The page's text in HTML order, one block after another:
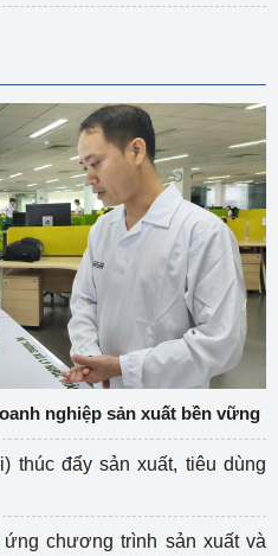
nghiệp sản xuất bền vững
thúc đẩy sản xuất, tiêu dùng
chương trình sản xuất và